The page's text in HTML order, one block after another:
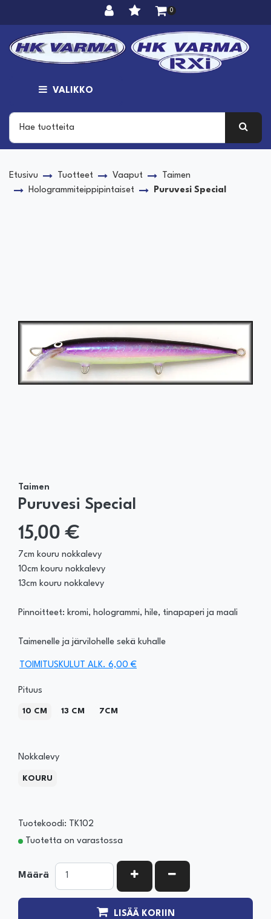
0
VALIKKO
Etusivu Tuotteet Vaaput
Taimen
Hologrammiteippipintaiset
Puruvesi Special
Taimen
Puruvesi Special
15,00 €
7cm kouru nokkalevy
10cm kouru nokkalevy
13cm kouru nokkalevy
Pinnoitteet: kromi, hologrammi, hile, tinapaperi ja maali
Taimenelle ja järvilohelle sekä kuhalle
TOIMITUSKULUT ALK. 6,00 €
Pituus
10 CM 13 CM 7CM
Nokkalevy
KOURU
Tuotekoodi: TK102
Tuotetta on varastossa
Määrä KASVATA MÄÄRÄÄ
VÄHENNÄ MÄÄRÄÄ
LISÄÄ KORIIN